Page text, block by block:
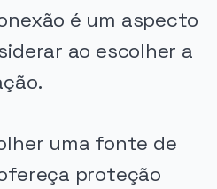
é um aspecto
ao escolher a
uma fonte de
proteção